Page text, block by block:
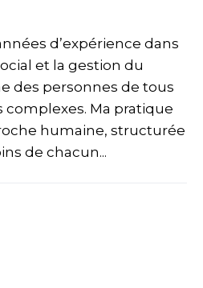
d’expérience dans
et la gestion du
des personnes de tous
complexes. Ma pratique
humaine, structurée
de chacun...